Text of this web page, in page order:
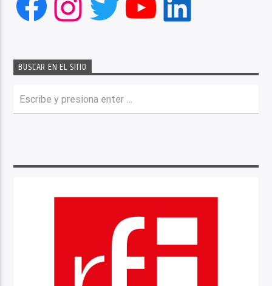
Instagram
Twitter
YouTube
LinkedIn
BUSCAR EN EL SITIO